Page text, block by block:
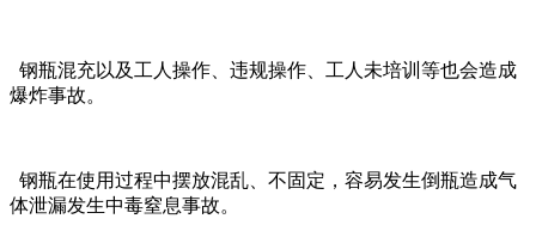
钢瓶混充以及工人操作、违规操作、工人未培训等也会造成
爆炸事故。
钢瓶在使用过程中摆放混乱、不固定，容易发生倒瓶造成气
体泄漏发生中毒窒息事故。